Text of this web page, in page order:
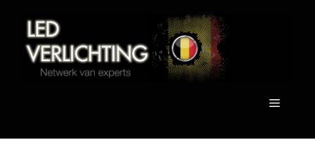
inhoud
Menu